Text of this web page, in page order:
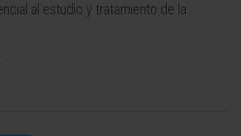
al estudio y tratamiento de la